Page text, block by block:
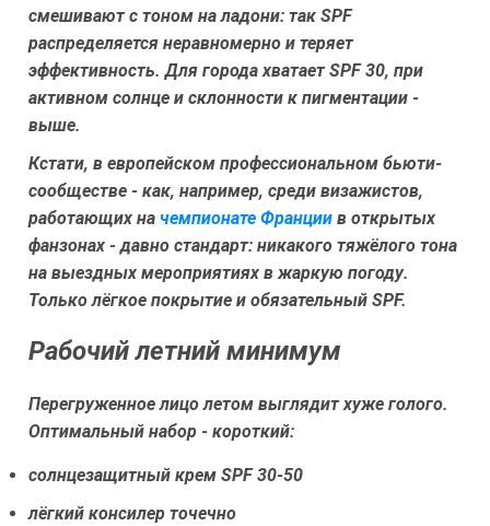
смешивают с тоном на ладони: так SPF
распределяется неравномерно и теряет
эффективность. Для города хватает SPF 30, при
активном солнце и склонности к пигментации -
выше.
Кстати, в европейском профессиональном бьюти-
сообществе - как, например, среди визажистов,
работающих на чемпионате Франции в открытых
фанзонах - давно стандарт: никакого тяжёлого тона
на выездных мероприятиях в жаркую погоду.
Только лёгкое покрытие и обязательный SPF.
Рабочий летний минимум
Перегруженное лицо летом выглядит хуже голого.
Оптимальный набор - короткий:
солнцезащитный крем SPF 30-50
лёгкий консилер точечно